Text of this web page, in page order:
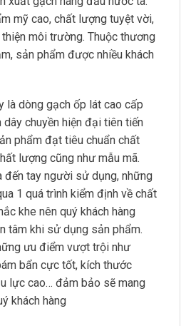
mỹ cao, chất lượng tuyệt vời,
môi trường. Thuộc thương
sản phẩm được nhiều khách
là dòng gạch ốp lát cao cấp
chuyền hiện đại tiên tiến
phẩm đạt tiêu chuẩn chất
lượng cũng như mẫu mã.
tay người sử dụng, những
1 quá trình kiểm định về chất
khe nên quý khách hàng
tâm khi sử dụng sản phẩm.
ưu điểm vượt trội như
bẩn cực tốt, kích thước
lực cao… đảm bảo sẽ mang
khách hàng